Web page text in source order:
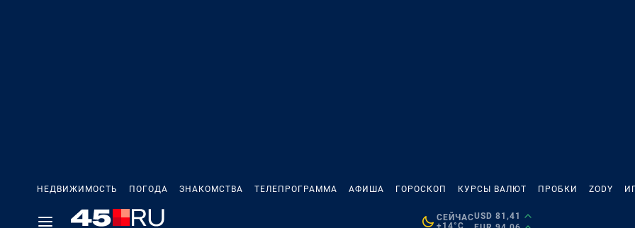
НЕДВИЖИМОСТЬ ПОГОДА ЗНАКОМСТВА ТЕЛЕПРОГРАММА АФИША ГОРОСКОП КУРСЫ ВАЛЮТ ПРОБКИ ZODY
СЕЙЧАС
+14°C
USD 81,41